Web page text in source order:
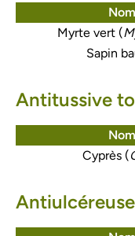
Myrte vert (
Sapin
Antitussive
Cyprès (
Antiulcéreuse